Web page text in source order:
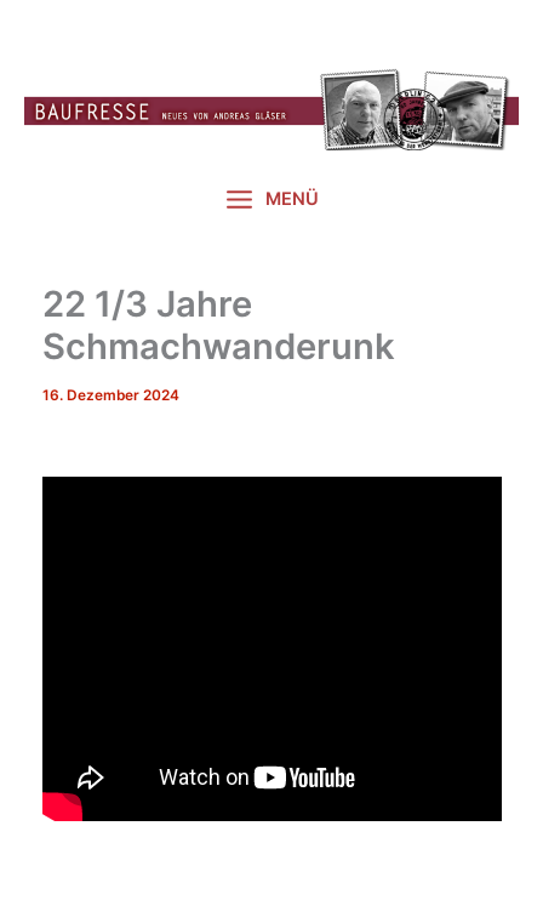
MENÜ
22 1/3 Jahre
Schmachwanderunk
16. Dezember 2024